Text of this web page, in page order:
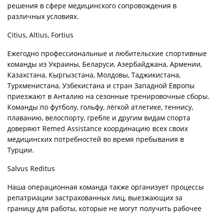
решения в сфере медицинского сопровождения в
различных условиях.
Citius, Altius, Fortius
Ежегодно профессиональные и любительские спортивные
команды из Украины, Беларуси, Азербайджана, Армении,
Казахстана, Кыргызстана, Молдовы, Таджикистана,
Туркменистана, Узбекистана и стран Западной Европы
приезжают в Анталию на сезонные тренировочные сборы.
Команды по футболу, гольфу, лёгкой атлетике, теннису,
плаванию, велоспорту, гребле и другим видам спорта
доверяют Remed Assistance координацию всех своих
медицинских потребностей во время пребывания в
Турции.
Salvus Reditus
Наша операционная команда также организует процессы
репатриации застрахованных лиц, выезжающих за
границу для работы, которые не могут получить рабочее